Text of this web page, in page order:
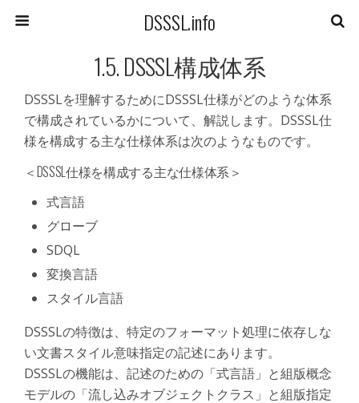
DSSSL.info
1.5. DSSSL構成体系
DSSSLを理解するためにDSSSL仕様がどのような体系
で構成されているかについて、解説します。DSSSL仕
様を構成する主な仕様体系は次のようなものです。
＜DSSSL仕様を構成する主な仕様体系＞
式言語
グローブ
SDQL
変換言語
スタイル言語
DSSSLの特徴は、特定のフォーマット処理に依存しな
い文書スタイル意味指定の記述にあります。
DSSSLの機能は、記述のための「式言語」と組版概念
モデルの「流し込みオブジェクトクラス」と組版指定